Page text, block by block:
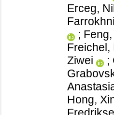
Erceg,
;
Freichel,
Ziwei
;
Hong,